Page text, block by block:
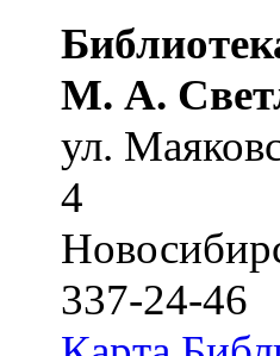
М. А.
ул.
4
337-24-46